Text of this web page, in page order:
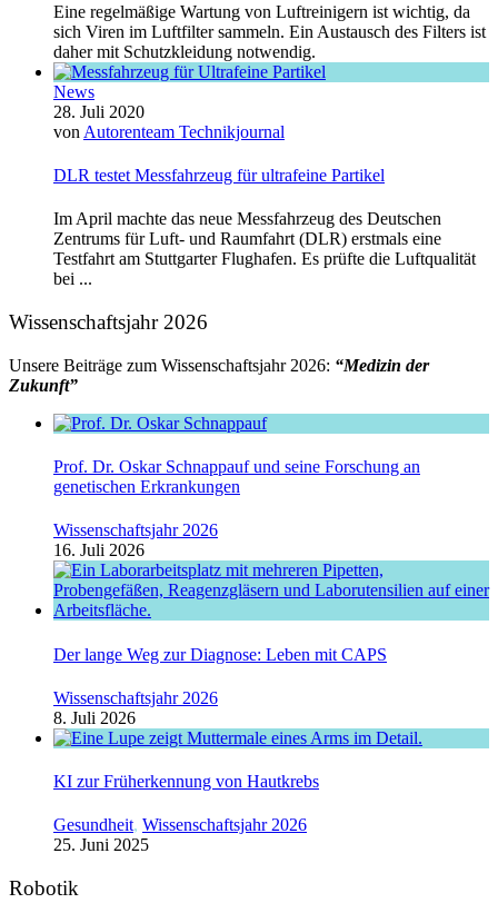
Eine regelmäßige Wartung von Luftreinigern ist wichtig, da
sich Viren im Luftfilter sammeln. Ein Austausch des Filters ist
daher mit Schutzkleidung notwendig.
News
28. Juli 2020
von Autorenteam Technikjournal
DLR testet Messfahrzeug für ultrafeine Partikel
Im April machte das neue Messfahrzeug des Deutschen
Zentrums für Luft- und Raumfahrt (DLR) erstmals eine
Testfahrt am Stuttgarter Flughafen. Es prüfte die Luftqualität
bei ...
Wissenschaftsjahr 2026
Unsere Beiträge zum Wissenschaftsjahr 2026: “Medizin der
Zukunft”
Prof. Dr. Oskar Schnappauf und seine Forschung an
genetischen Erkrankungen
Wissenschaftsjahr 2026
16. Juli 2026
Der lange Weg zur Diagnose: Leben mit CAPS
Wissenschaftsjahr 2026
8. Juli 2026
KI zur Früherkennung von Hautkrebs
Gesundheit, Wissenschaftsjahr 2026
25. Juni 2025
Robotik